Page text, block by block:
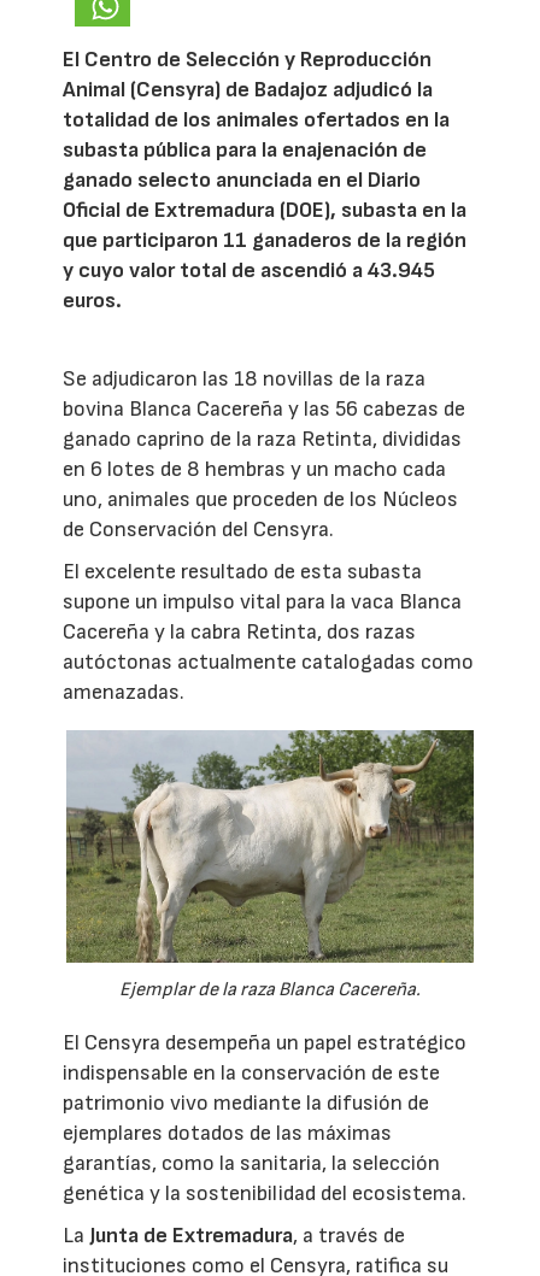
El Centro de Selección y Reproducción
Animal (Censyra) de Badajoz adjudicó la
totalidad de los animales ofertados en la
subasta pública para la enajenación de
ganado selecto anunciada en el Diario
Oficial de Extremadura (DOE), subasta en la
que participaron 11 ganaderos de la región
y cuyo valor total de ascendió a 43.945
euros.
Se adjudicaron las 18 novillas de la raza
bovina Blanca Cacereña y las 56 cabezas de
ganado caprino de la raza Retinta, divididas
en 6 lotes de 8 hembras y un macho cada
uno, animales que proceden de los Núcleos
de Conservación del Censyra.
El excelente resultado de esta subasta
supone un impulso vital para la vaca Blanca
Cacereña y la cabra Retinta, dos razas
autóctonas actualmente catalogadas como
amenazadas.
Ejemplar de la raza Blanca Cacereña.
El Censyra desempeña un papel estratégico
indispensable en la conservación de este
patrimonio vivo mediante la difusión de
ejemplares dotados de las máximas
garantías, como la sanitaria, la selección
genética y la sostenibilidad del ecosistema.
La Junta de Extremadura, a través de
instituciones como el Censyra, ratifica su